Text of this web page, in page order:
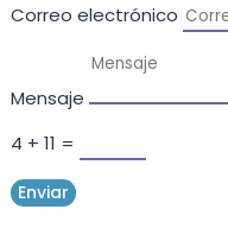
Correo electrónico
Mensaje
4 + 11 =
Enviar